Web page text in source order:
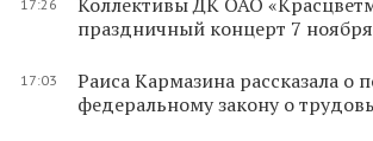
17:26
праздничный концерт 7 ноября
17:03
Раиса Кармазина рассказала о
федеральному закону о